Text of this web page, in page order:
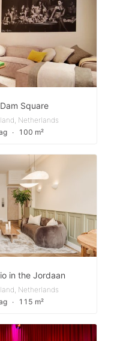
Square
Netherlands
∙ 100 m²
in the Jordaan
Netherlands
∙ 115 m²